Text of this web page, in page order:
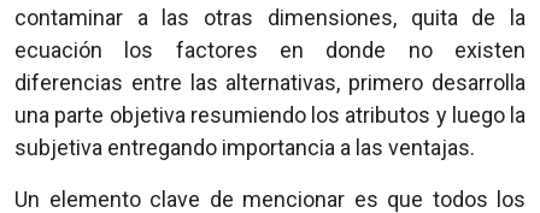
contaminar a las otras dimensiones, quita de la
ecuación los factores en donde no existen
diferencias entre las alternativas, primero desarrolla
una parte objetiva resumiendo los atributos y luego la
subjetiva entregando importancia a las ventajas.
Un elemento clave de mencionar es que todos los